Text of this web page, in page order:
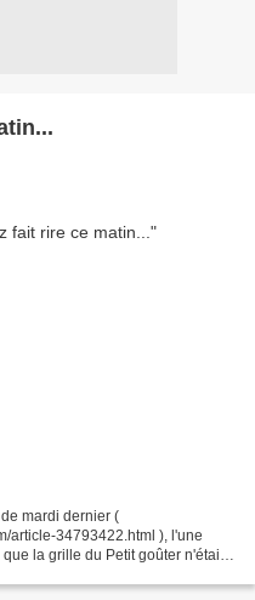
mardi dernier (
article-34793422.html ), l'une
la grille du Petit goûter n'était